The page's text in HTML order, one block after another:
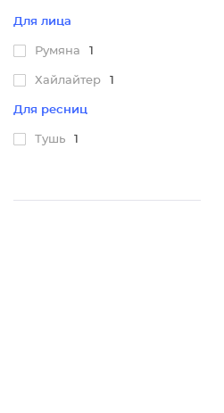
Для лица
Румяна 1
Хайлайтер 1
Для ресниц
Тушь 1